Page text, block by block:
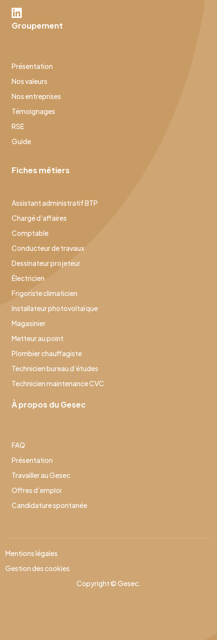
Groupement
Présentation
Nos valeurs
Nos entreprises
Témoignages
RSE
Guide
Fiches métiers
Assistant administratif BTP
Chargé d’affaires
Comptable
Conducteur de travaux
Dessinateur projeteur
Électricien
Frigoriste climaticien
Installateur photovoltaïque
Magasinier
Metteur au point
Plombier chauffagiste
Technicien bureau d’études
Technicien maintenance CVC
À propos du Gesec
FAQ
Présentation
Travailler au Gesec
Offres d’emploi
Candidature spontanée
Copyright © Gesec.
Mentions légales
Gestion des cookies